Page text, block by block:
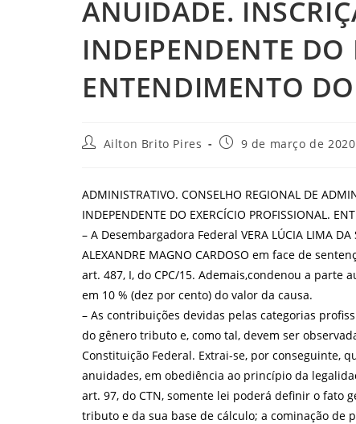
ANUIDADE.
INDEPENDENTE DO
ENTENDIMENTO DO
AutorAilton Brito Pires
Post9 de março de 2020
ADMINISTRATIVO. CONSELHO REGIONAL DE
INDEPENDENTE DO EXERCÍCIO PROFISSIONAL.
– A Desembargadora Federal VERA LÚCIA LIMA
ALEXANDRE MAGNO CARDOSO em face de
art. 487, I, do CPC/15. Ademais,condenou a parte
em 10 % (dez por cento) do valor da causa.
– As contribuições devidas pelas categorias
do gênero tributo e, como tal, devem ser
Constituição Federal. Extrai-se, por conseguinte,
anuidades, em obediência ao princípio da
art. 97, do CTN, somente lei poderá definir o
tributo e da sua base de cálculo; a cominação de